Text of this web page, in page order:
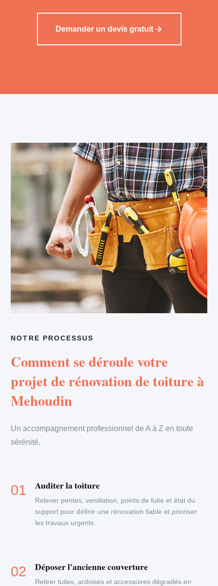
Demander un devis gratuit
NOTRE PROCESSUS
Comment se déroule votre
projet de rénovation de toiture à
Mehoudin
Un accompagnement professionnel de A à Z en toute
sérénité.
Auditer la toiture
Relever pentes, ventilation, points de fuite et état du
support pour définir une rénovation fiable et prioriser
les travaux urgents.
Déposer l'ancienne couverture
Retirer tuiles, ardoises et accessoires dégradés en